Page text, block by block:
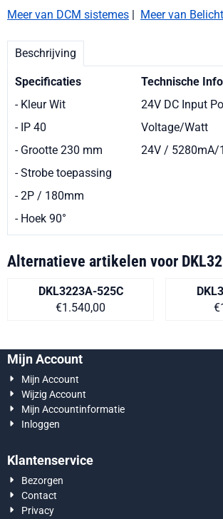
Meer van DCM sistemes
Meer van
Beschrijving
Specificaties
- Kleur Wit
- IP 40
- Grootte 230 mm
- Strobe toepassing
- 2P / 180mm
- Hoek 90°
Technische
24V DC Input
Voltage/Watt
24V / 5280mA/
Alternatieve artikelen voor
DKL3223A-525C
Prijs op aanvraag
€1.540,00
Mijn Account
Mijn Account
Wijzig Account
Mijn Accountinformatie
Inloggen
Klantenservice
Bezorgen
Contact
Privacy